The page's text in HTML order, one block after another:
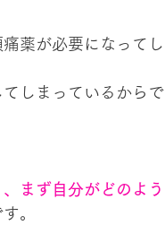
薬が必要になってし
しまっているからで
まず自分がどのよう
。